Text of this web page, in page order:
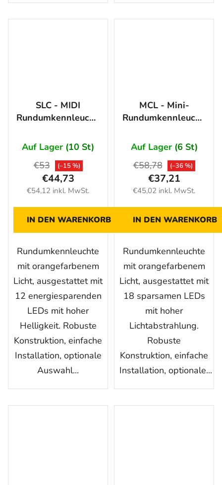
SLC - MIDI
Rundumkennleuchte
12/24V
Auf Lager (10 St)
€54,12 inkl. MwSt.
€44,73
€53 (–15 %)
IN DEN WARENKORB
Rundumkennleuchte
mit orangefarbenem
Licht, ausgestattet mit
12 energiesparenden
LEDs mit hoher
Helligkeit. Robuste
Konstruktion, einfache
Installation, optionale
Auswahl...
MCL - Mini-
Rundumkennleuchte
ORANGE 12/24V
Auf Lager (6 St)
€45,02 inkl. MwSt.
€37,21
€58,78 (–36 %)
IN DEN WARENKORB
Rundumkennleuchte
mit orangefarbenem
Licht, ausgestattet mit
18 sparsamen LEDs
mit hoher
Lichtabstrahlung.
Robuste
Konstruktion, einfache
Installation, optionale...